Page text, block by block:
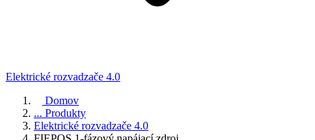
Elektrické rozvadzače 4.0
Domov
... Produkty
Elektrické rozvadzače 4.0